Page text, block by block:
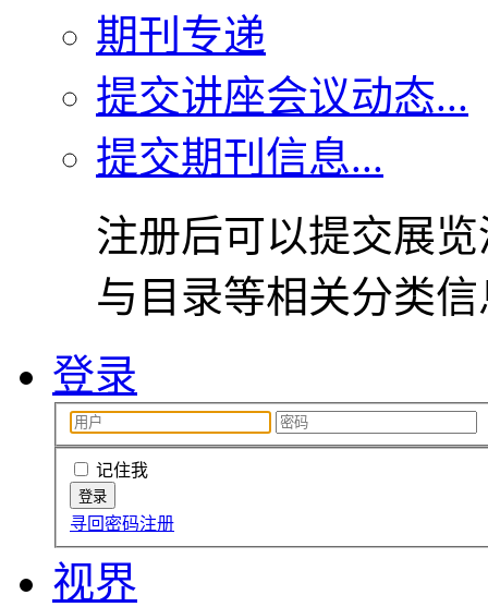
期刊专递
提交讲座会议动态...
提交期刊信息...
注册后可以提交展
与目录等相关分类
登录
记住我
寻回密码注册
视界